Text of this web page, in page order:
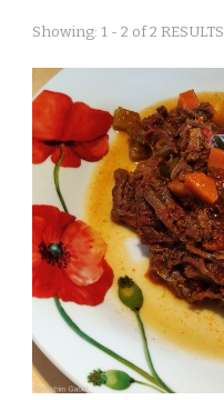
Showing: 1 - 2 of 2 RESULTS